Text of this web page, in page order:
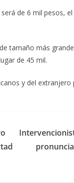
de 6 mil pesos,
tamaño más
de 45 mil.
y del